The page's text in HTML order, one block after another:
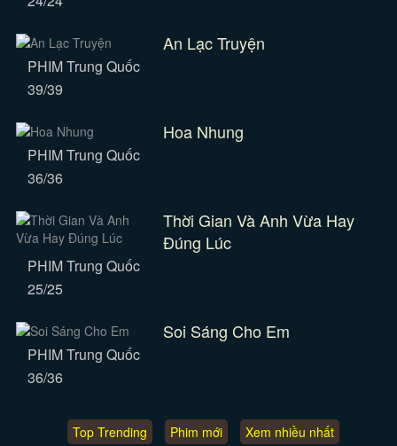
An Lạc Truyện
PHIM Trung Quốc
39/39
Hoa Nhung
PHIM Trung Quốc
36/36
Thời Gian Và Anh Vừa Hay
Đúng Lúc
PHIM Trung Quốc
25/25
Soi Sáng Cho Em
PHIM Trung Quốc
36/36
Top Trending Phim mới Xem nhiều nhất